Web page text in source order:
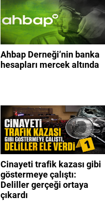
Ahbap Derneği’nin banka
hesapları mercek altında
Cinayeti trafik kazası gibi
göstermeye çalıştı:
Deliller gerçeği ortaya
çıkardı